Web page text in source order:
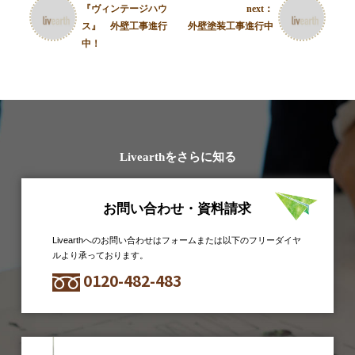
『ヴィンテージハウ
ス』 外壁工事進行
中！
next：
外壁塗装工事進行中
Livearthをさらに知る
お問い合わせ・資料請求
Livearthへのお問い合わせはフォームまたは以下のフリーダイヤ
ルより承っております。
0120-482-483